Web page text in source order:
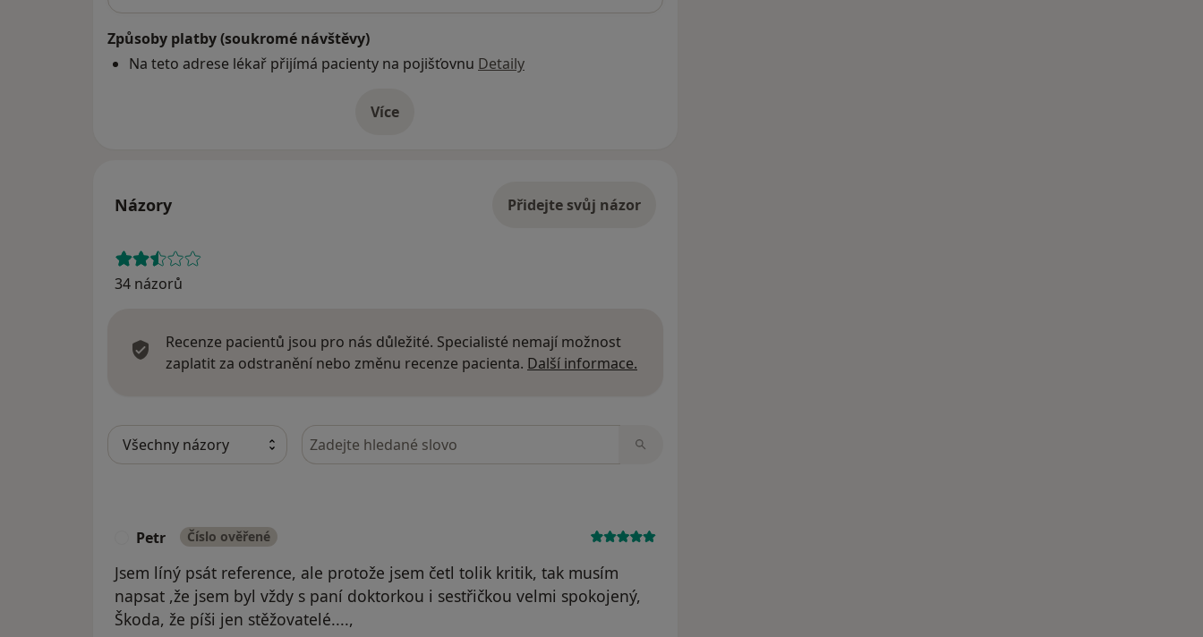
Způsoby platby (soukromé návštěvy)
Na teto adrese lékař přijímá pacienty na pojišťovnu Detaily
Víceo adrese
Názory Přidejte svůj názor
34 názorů
Recenze pacientů jsou pro nás důležité. Specialisté nemají možnost
zaplatit za odstranění nebo změnu recenze pacienta. Další informace.
Hledejte v názorech
Petr Číslo ověřené
Jsem líný psát reference, ale protože jsem četl tolik kritik, tak musím
napsat ,že jsem byl vždy s paní doktorkou i sestřičkou velmi spokojený,
Škoda, že píši jen stěžovatelé....,